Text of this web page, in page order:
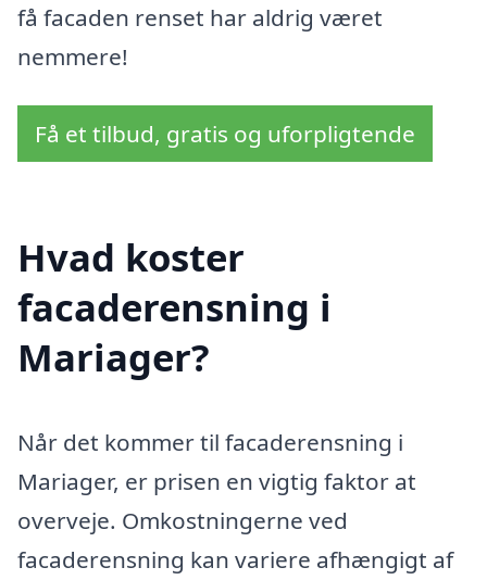
få facaden renset har aldrig været
nemmere!
Få et tilbud, gratis og uforpligtende
Hvad koster
facaderensning i
Mariager?
Når det kommer til facaderensning i
Mariager, er prisen en vigtig faktor at
overveje. Omkostningerne ved
facaderensning kan variere afhængigt af